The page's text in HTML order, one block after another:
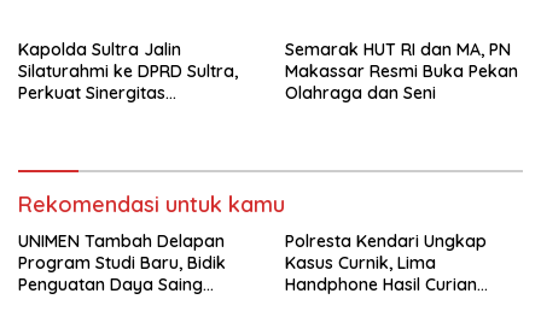
Kapolda Sultra Jalin
Silaturahmi ke DPRD Sultra,
Perkuat Sinergitas
Semarak HUT RI dan MA, PN
Makassar Resmi Buka Pekan
Olahraga dan Seni
Rekomendasi untuk kamu
UNIMEN Tambah Delapan
Program Studi Baru, Bidik
Penguatan Daya Saing
Polresta Kendari Ungkap
Kasus Curnik, Lima
Handphone Hasil Curian